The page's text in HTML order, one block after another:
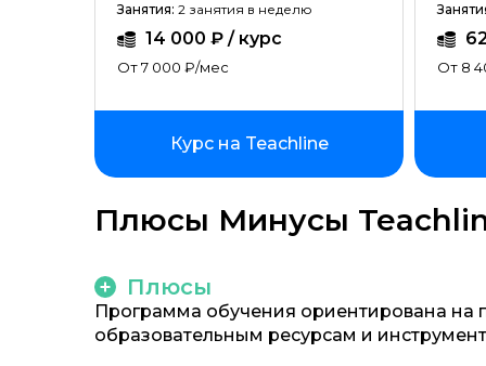
Занятия: 2 занятия в неделю
14 000 ₽ / курс
От 7 000 ₽/мес
Курс на Teachline
От 8
Плюсы Минусы
Плюсы
Программа обучения ориентирована на
образовательным ресурсам и